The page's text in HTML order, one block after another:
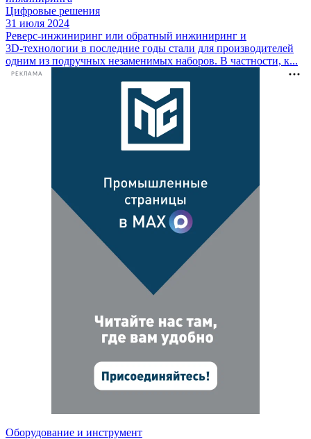
Цифровые решения
31 июля 2024
Реверс-инжиниринг или обратный инжиниринг и
3D‑технологии в последние годы стали для производителей
одним из подручных незаменимых наборов. В частности, к...
РЕКЛАМА
Оборудование и инструмент